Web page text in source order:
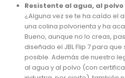
Resistente al agua, al
¿Alguna vez se te ha caído el
una colina polvorienta y ha
Bueno, aunque no lo creas,
diseñado el JBL Flip 7 para
posible. Además de nuestro
al agua y al polvo (con